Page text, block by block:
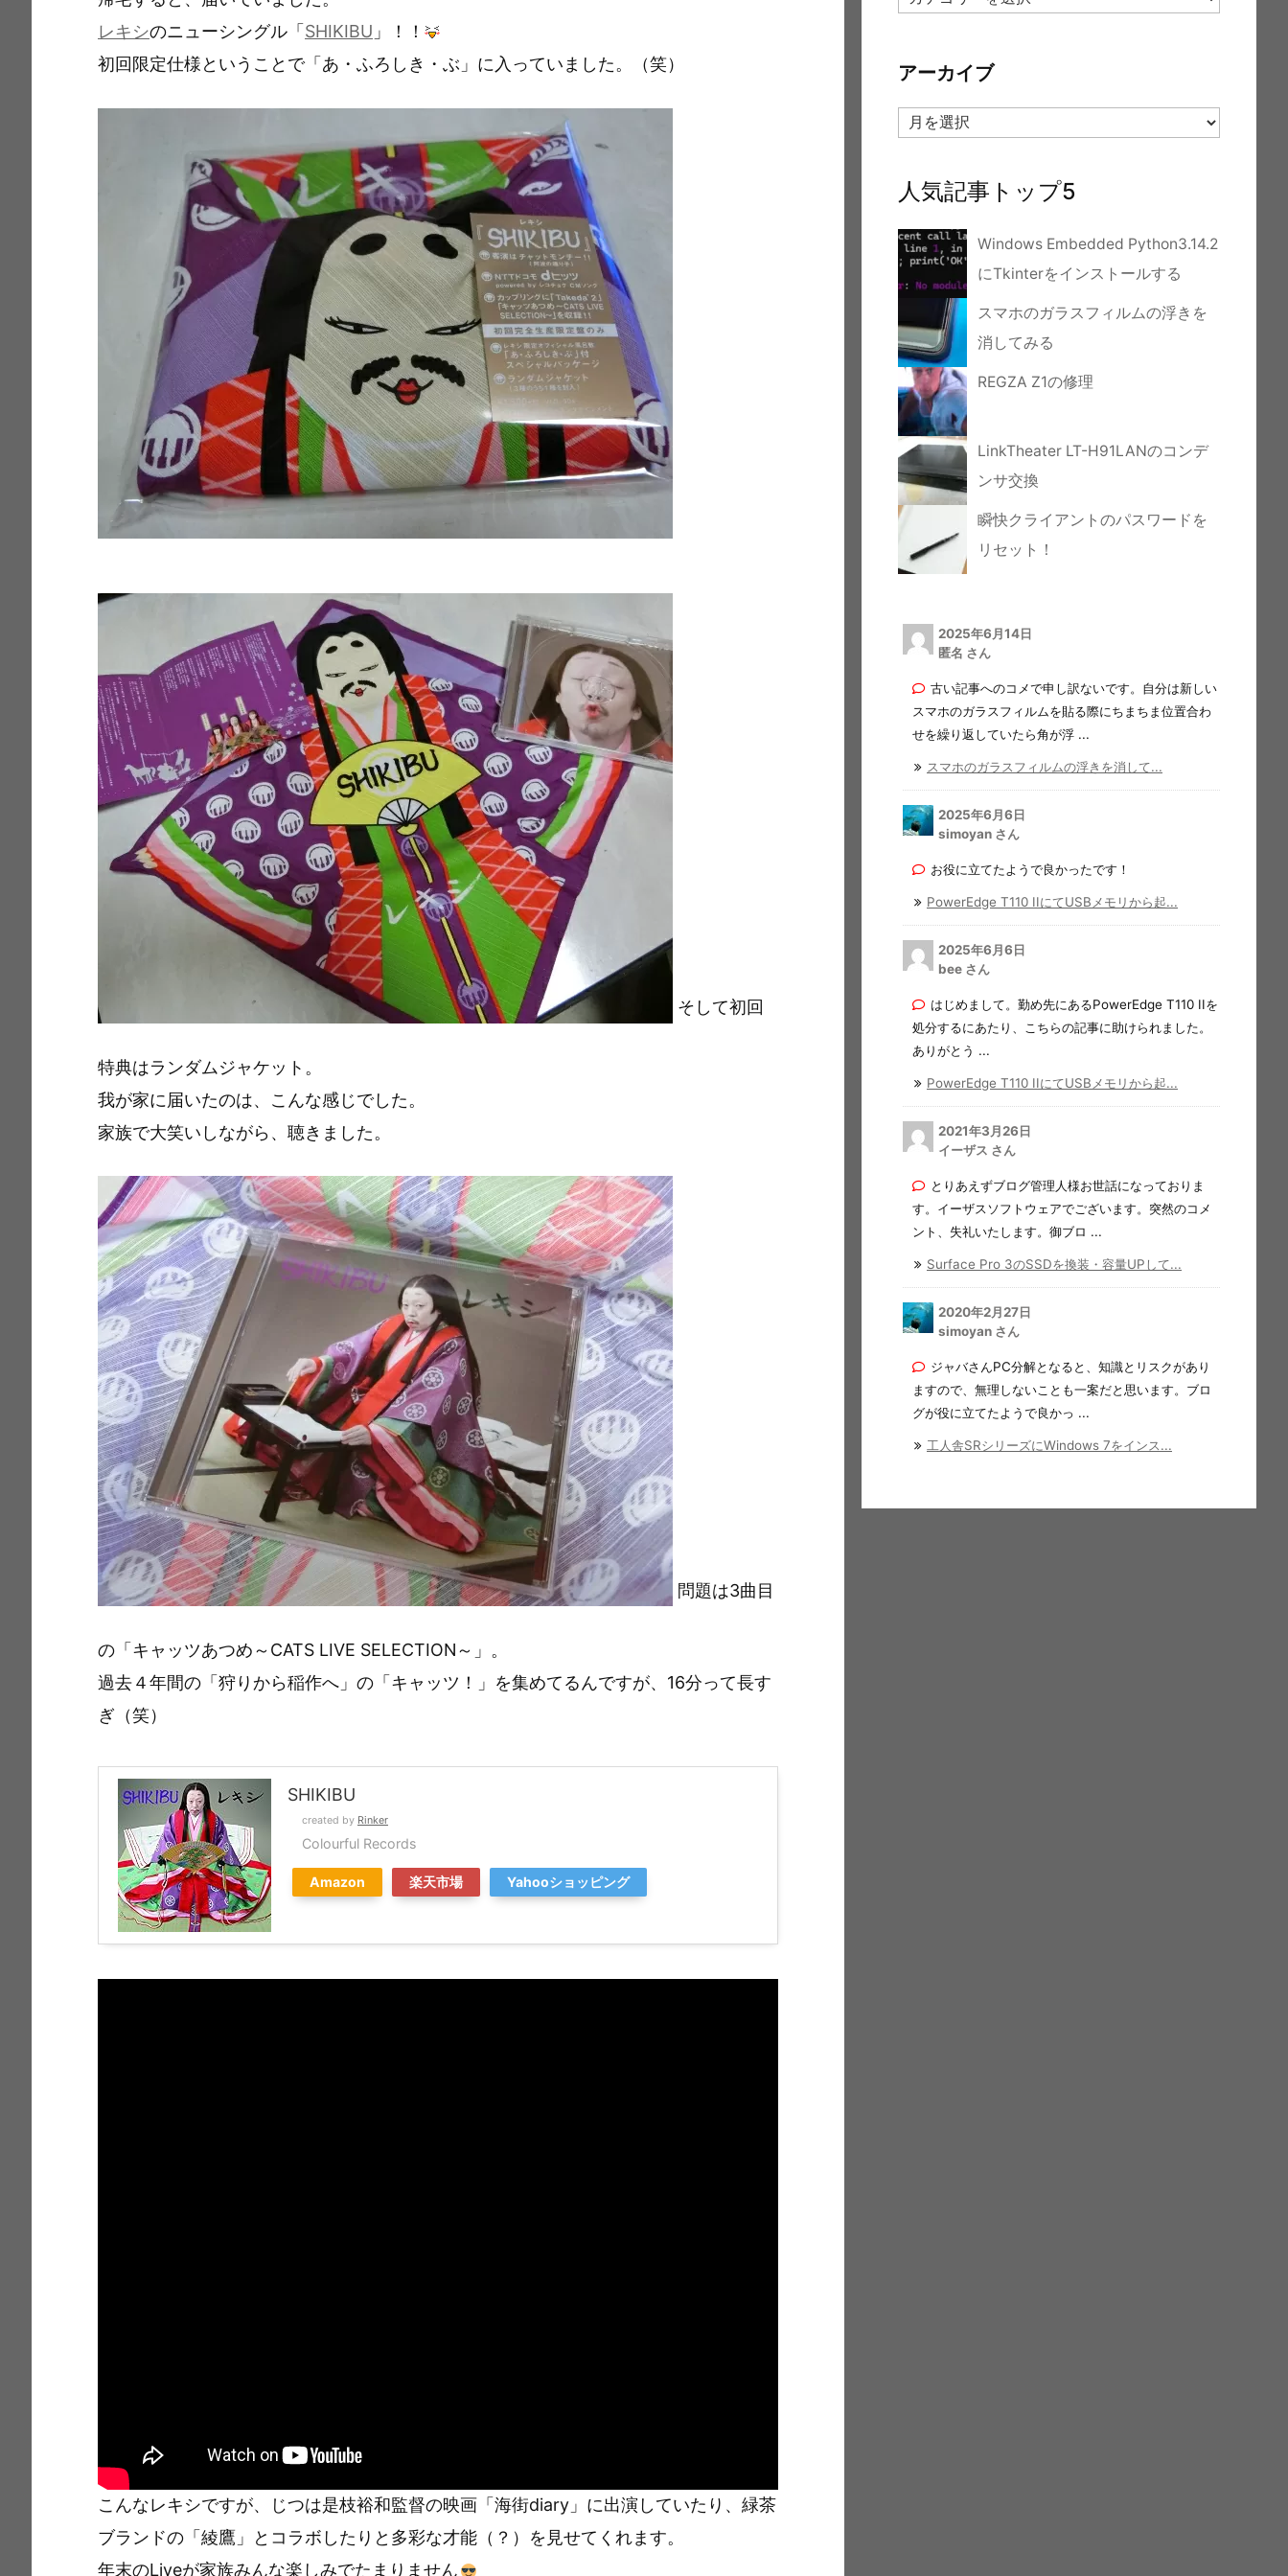
e
c
e
b
o
k
i
ai
l
t
y
Li
n
レキシのニューシングル「 SHIKIBU 」！！
初回限定仕様ということで「あ・ふろしき・ぶ」に入っていました。（笑）
そして初回
特典はランダムジャケット。
我が家に届いたのは、こんな感じでした。
家族で大笑いしながら、聴きました。
問題は3曲目
の「キャッツあつめ～CATS LIVE SELECTION～」。
過去４年間の「狩りから稲作へ」の「キャッツ！」を集めてるんですが、16分って長す
ぎ（笑）
SHIKIBU
created by Rinker
Colourful Records
Amazon 楽天市場 Yahooショッピング
こんなレキシですが、じつは是枝裕和監督の映画「海街diary」に出演していたり、緑茶
ブランドの「綾鷹」とコラボしたりと多彩な才能（？）を見せてくれます。
年末のLiveが家族みんな楽しみでたまりません
テ
ー
アーカイブ
ア
ー
イ
ブ
人気記事トップ5
Windows Embedded Python3.14.2
にTkinterをインストールする
スマホのガラスフィルムの浮きを
消してみる
REGZA Z1の修理
LinkTheater LT-H91LANのコンデ
ンサ交換
瞬快クライアントのパスワードを
リセット！
2025年6月14日
匿名 さん
古い記事へのコメで申し訳ないです。自分は新しい
スマホのガラスフィルムを貼る際にちまちま位置合わ
せを繰り返していたら角が浮 ...
スマホのガラスフィルムの浮きを消して...
2025年6月6日
simoyan さん
お役に立てたようで良かったです！
PowerEdge T110 IIにてUSBメモリから起...
2025年6月6日
bee さん
はじめまして。勤め先にあるPowerEdge T110 IIを
処分するにあたり、こちらの記事に助けられました。
ありがとう ...
PowerEdge T110 IIにてUSBメモリから起...
2021年3月26日
イーザス さん
とりあえずブログ管理人様お世話になっておりま
す。イーザスソフトウェアでございます。突然のコメ
ント、失礼いたします。御ブロ ...
Surface Pro 3のSSDを換装・容量UPして...
2020年2月27日
simoyan さん
ジャバさんPC分解となると、知識とリスクがあり
ますので、無理しないことも一案だと思います。ブロ
グが役に立てたようで良かっ ...
工人舎SRシリーズにWindows 7をインス...